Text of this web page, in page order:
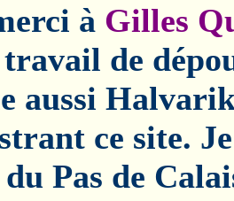
à Gilles
travail de
aussi
ce site.
Pas de